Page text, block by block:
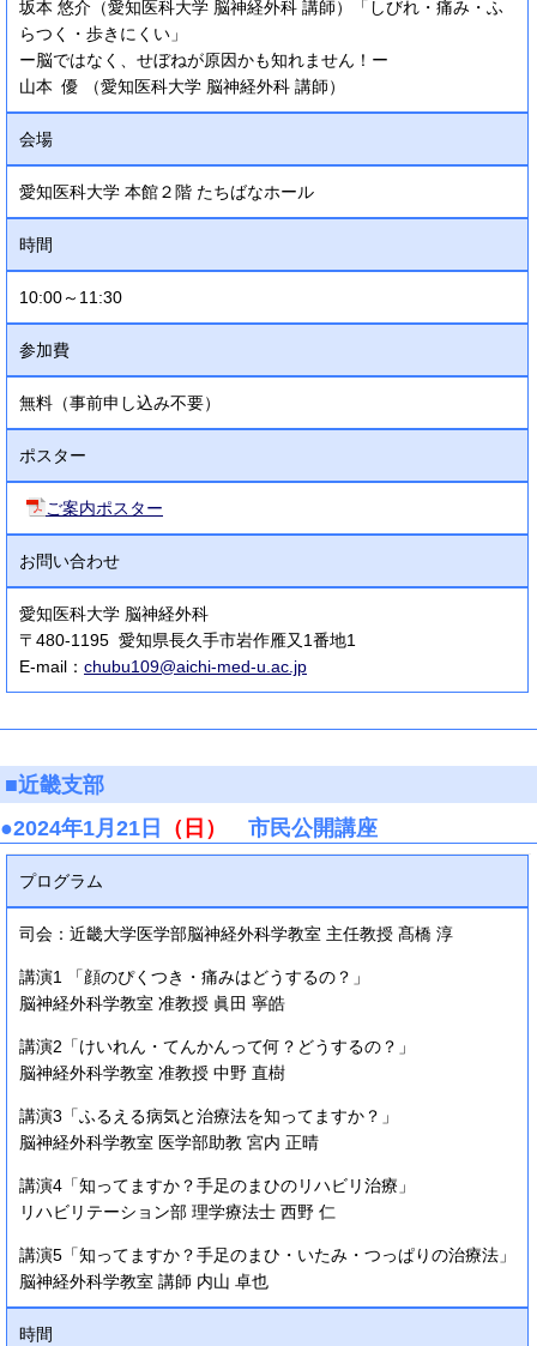
坂本 悠介（愛知医科大学 脳神経外科 講師）「しびれ・痛み・ふ
らつく・歩きにくい」
ー脳ではなく、せぼねが原因かも知れません！ー
山本 優 （愛知医科大学 脳神経外科 講師）
会場
愛知医科大学 本館２階 たちばなホール
時間
10:00～11:30
参加費
無料（事前申し込み不要）
ポスター
ご案内ポスター
お問い合わせ
愛知医科大学 脳神経外科
〒480-1195 愛知県長久手市岩作雁又1番地1
E-mail： chubu109@aichi-med-u.ac.jp
■近畿支部
●2024年1月21日
（日） 市民公開講座
プログラム
司会：近畿大学医学部脳神経外科学教室 主任教授 髙橋 淳
講演1 「顔のぴくつき・痛みはどうするの？」
脳神経外科学教室 准教授 眞田 寧皓
講演2「けいれん・てんかんって何？どうするの？」
脳神経外科学教室 准教授 中野 直樹
講演3「ふるえる病気と治療法を知ってますか？」
脳神経外科学教室 医学部助教 宮内 正晴
講演4「知ってますか？手足のまひのリハビリ治療」
リハビリテーション部 理学療法士 西野 仁
講演5「知ってますか？手足のまひ・いたみ・つっぱりの治療法」
脳神経外科学教室 講師 内山 卓也
時間